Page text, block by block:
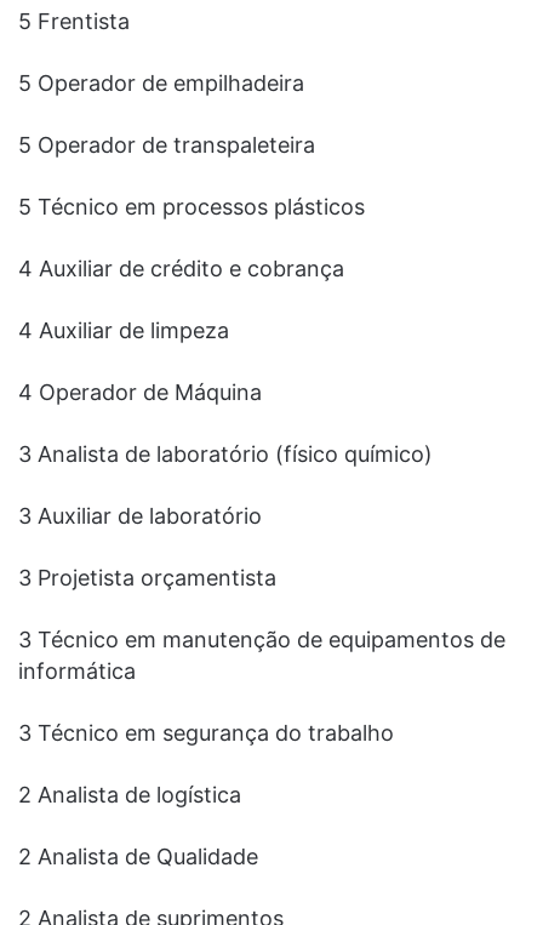
5 Frentista
5 Operador de empilhadeira
5 Operador de transpaleteira
5 Técnico em processos plásticos
4 Auxiliar de crédito e cobrança
4 Auxiliar de limpeza
4 Operador de Máquina
3 Analista de laboratório (físico químico)
3 Auxiliar de laboratório
3 Projetista orçamentista
3 Técnico em manutenção de equipamentos de
informática
3 Técnico em segurança do trabalho
2 Analista de logística
2 Analista de Qualidade
2 Analista de suprimentos